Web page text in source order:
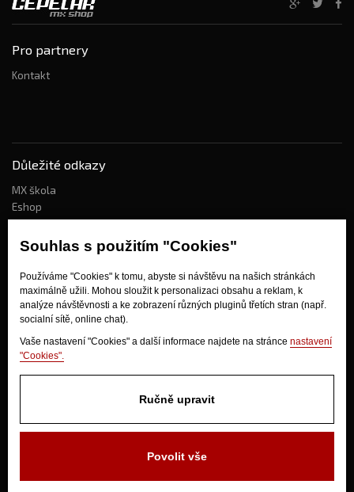
Souhlas s použitím "Cookies"
Používáme "Cookies" k tomu, abyste si návštěvu na našich stránkách
maximálně užili. Mohou sloužit k personalizaci obsahu a reklam, k
analýze návštěvnosti a ke zobrazení různých pluginů třetích stran (např.
socialní sítě, online chat).
Vaše nastavení "Cookies" a další informace najdete na stránce nastavení
"Cookies".
Ručně upravit
Povolit vše
Pro partnery
Kontakt
Důležité odkazy
MX škola
Eshop
Kdo jsme?
Jak nakupovat?
Obchodní podmínky
Doprava
Odstoupení od kupní smlouvy
280 02 Kolín